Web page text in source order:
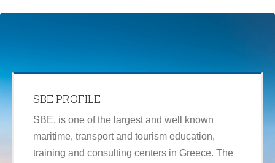
SBE PROFILE
SBE, is one of the largest and well known
maritime, transport and tourism education,
training and consulting centers in Greece. The